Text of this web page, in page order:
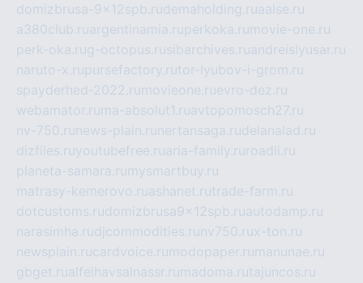
domizbrusa-9x12spb.rudemaholding.ruaalse.ru
a380club.ruargentinamia.ruperkoka.ru movie-one.ru
perk-oka.rug-octopus.rusibarchives.ruandreislyusar.ru
naruto-x.rupursefactory.rutor-lyubov-i-grom.ru
spayderhed-2022.ru movieone.ruevro-dez.ru
webamator.ru ma-absolut1.ruavtopomosch27.ru
nv-750.ru news-plain.ru nertansaga.rudelanalad.ru
dizfiles.ruyoutubefree.ruaria-family.ru roadli.ru
planeta-samara.ru mysmartbuy.ru
matrasy-kemerovo.ruashanet.rutrade-farm.ru
dotcustoms.rudomizbrusa9x12spb.ruautodamp.ru
narasimha.rudjcommodities.ru nv750.rux-ton.ru
newsplain.rucardvoice.ru modopaper.ru manunae.ru
gbget.rualfeihavsalnassr.ru madoma.rutajuncos.ru